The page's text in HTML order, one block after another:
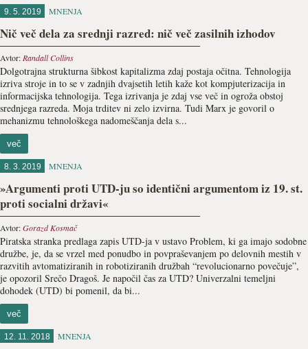
9. 5. 2019 MNENJA
Nič več dela za srednji razred: nič več zasilnih izhodov
Avtor: Randall Collins
Dolgotrajna strukturna šibkost kapitalizma zdaj postaja oči­tna. Tehnologija
izriva stroje in to se v zadnjih dvajsetih letih kaže kot kompjuterizacija in
informacijska tehnologija. Tega izrivanja je zdaj vse več in ogroža obstoj
srednjega razreda. Moja trditev ni zelo izvirna. Tudi Marx je govoril o
mehanizmu tehnološkega nadomeščanja dela s...
več
8. 3. 2019 MNENJA
»Argumenti proti UTD-ju so identični argumentom iz 19. st.
proti socialni državi«
Avtor:Gorazd Kosmač
Piratska stranka predlaga zapis UTD-ja v ustavo Problem, ki ga imajo sodobne
družbe, je, da se vrzel med ponudbo in povpraševanjem po delovnih mestih v
razvitih avtomatiziranih in robotiziranih družbah “revolucionarno povečuje”,
je opozoril Srečo Dragoš. Je napočil čas za UTD? Univerzalni temeljni
dohodek (UTD) bi pomenil, da bi...
več
12. 11. 2018 MNENJA